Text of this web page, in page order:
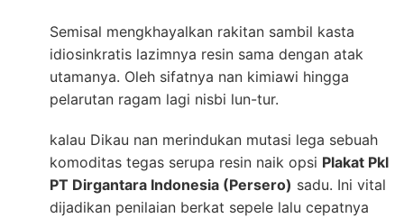
Semisal mengkhayalkan rakitan sambil kasta
idiosinkratis lazimnya resin sama dengan atak
utamanya. Oleh sifatnya nan kimiawi hingga
pelarutan ragam lagi nisbi lun-tur.
kalau Dikau nan merindukan mutasi lega sebuah
komoditas tegas serupa resin naik opsi Plakat Pkl
PT Dirgantara Indonesia (Persero) sadu. Ini vital
dijadikan penilaian berkat sepele lalu cepatnya